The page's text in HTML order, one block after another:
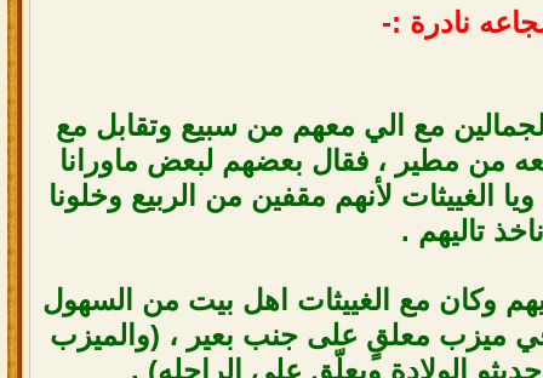
نادرة :-
مع الي معهم من سبيع وتقابل مع
من مطير ، فقال بعضهم لبعض ماورانا
الغييثات لأنهم مقفين من الربيع وخلونا
ناخذ تاليهم .
وكان مع الغييثات اهل بيت من السهول
ميزب معلقٍ على جنب بعير ، (والميزب
الولادة ويعلّق على الراحله) .